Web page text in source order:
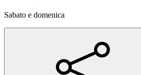
Sabato e domenica